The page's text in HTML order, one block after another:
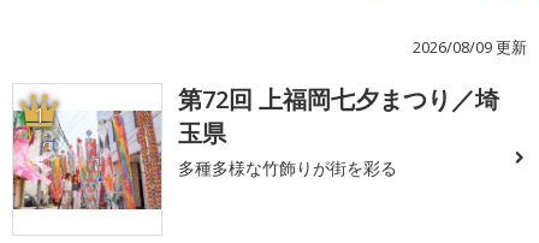
2026/08/09 更新
1
第72回 上福岡七夕まつり／埼
玉県
多種多様な竹飾りが街を彩る